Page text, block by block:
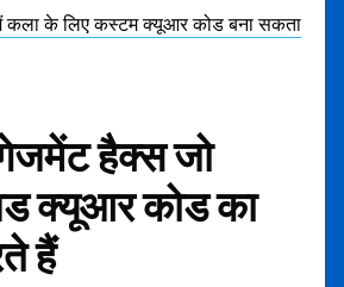
कला के लिए कस्टम क्यूआर कोड बना सकता
हैक्स जो
क्यूआर कोड का
हैं